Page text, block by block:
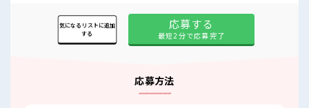
応募する
最短2分で応募完了
気になるリストに追加
する
応募方法